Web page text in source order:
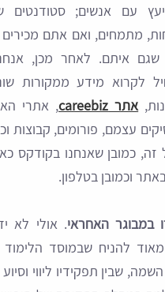
עם אנשים; סטודנטים
מתמחים, ואם אתם מכירים
שגם איתם. לאחר מכן,
לקרוא מידע ממקורות
אתר careebiz
, אתרי
עצמם, פורומים, קבוצות
זה, כמובן שאנחנו בקודקס
וכמובן בטלפון.
במבוגר האחראי. אולי לא
להניח שבמוסד הלימוד
שבין תפקידיו ליווי